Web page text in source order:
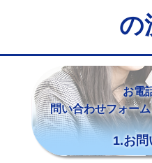
の
お電
問い合わせフォーム
1.お問